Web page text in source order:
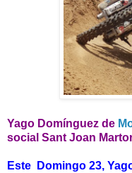
Yago Domínguez de
social Sant Joan
Este Domingo 23,